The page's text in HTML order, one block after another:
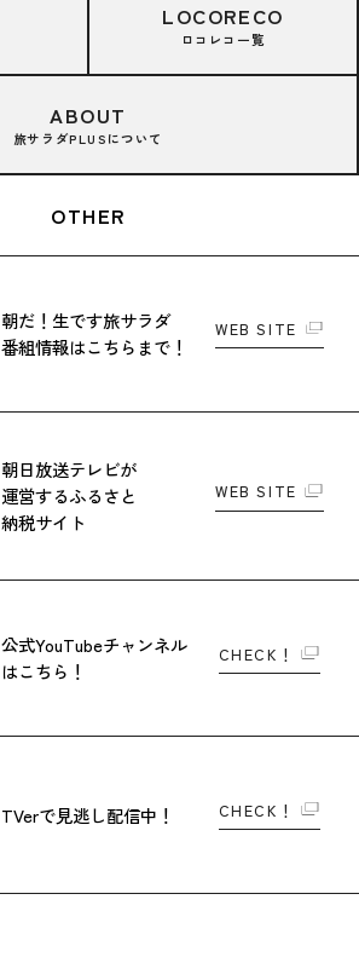
LOCORECO
ロコレコ一覧
ABOUT
旅サラダPLUSについて
OTHER
朝だ！生です旅サラダ
番組情報はこちらまで！
WEB SITE
朝日放送テレビが
運営するふるさと
納税サイト
WEB SITE
公式YouTubeチャンネル
はこちら！
CHECK！
TVerで見逃し配信中！ CHECK！